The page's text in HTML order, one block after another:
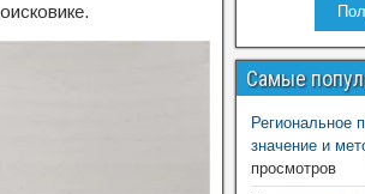
Самые
Региональное
значение и
просмотров